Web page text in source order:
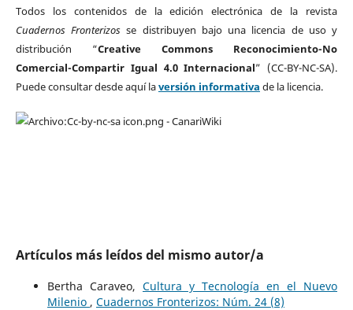
Todos los contenidos de la edición electrónica de la revista
Cuadernos Fronterizos se distribuyen bajo una licencia de uso y
distribución “Creative Commons Reconocimiento-No
Comercial-Compartir Igual 4.0 Internacional” (CC-BY-NC-SA).
Puede consultar desde aquí laversión informativa de la licencia.
Artículos más leídos del mismo autor/a
Bertha Caraveo, Cultura y Tecnología en el Nuevo
Milenio , Cuadernos Fronterizos: Núm. 24 (8)